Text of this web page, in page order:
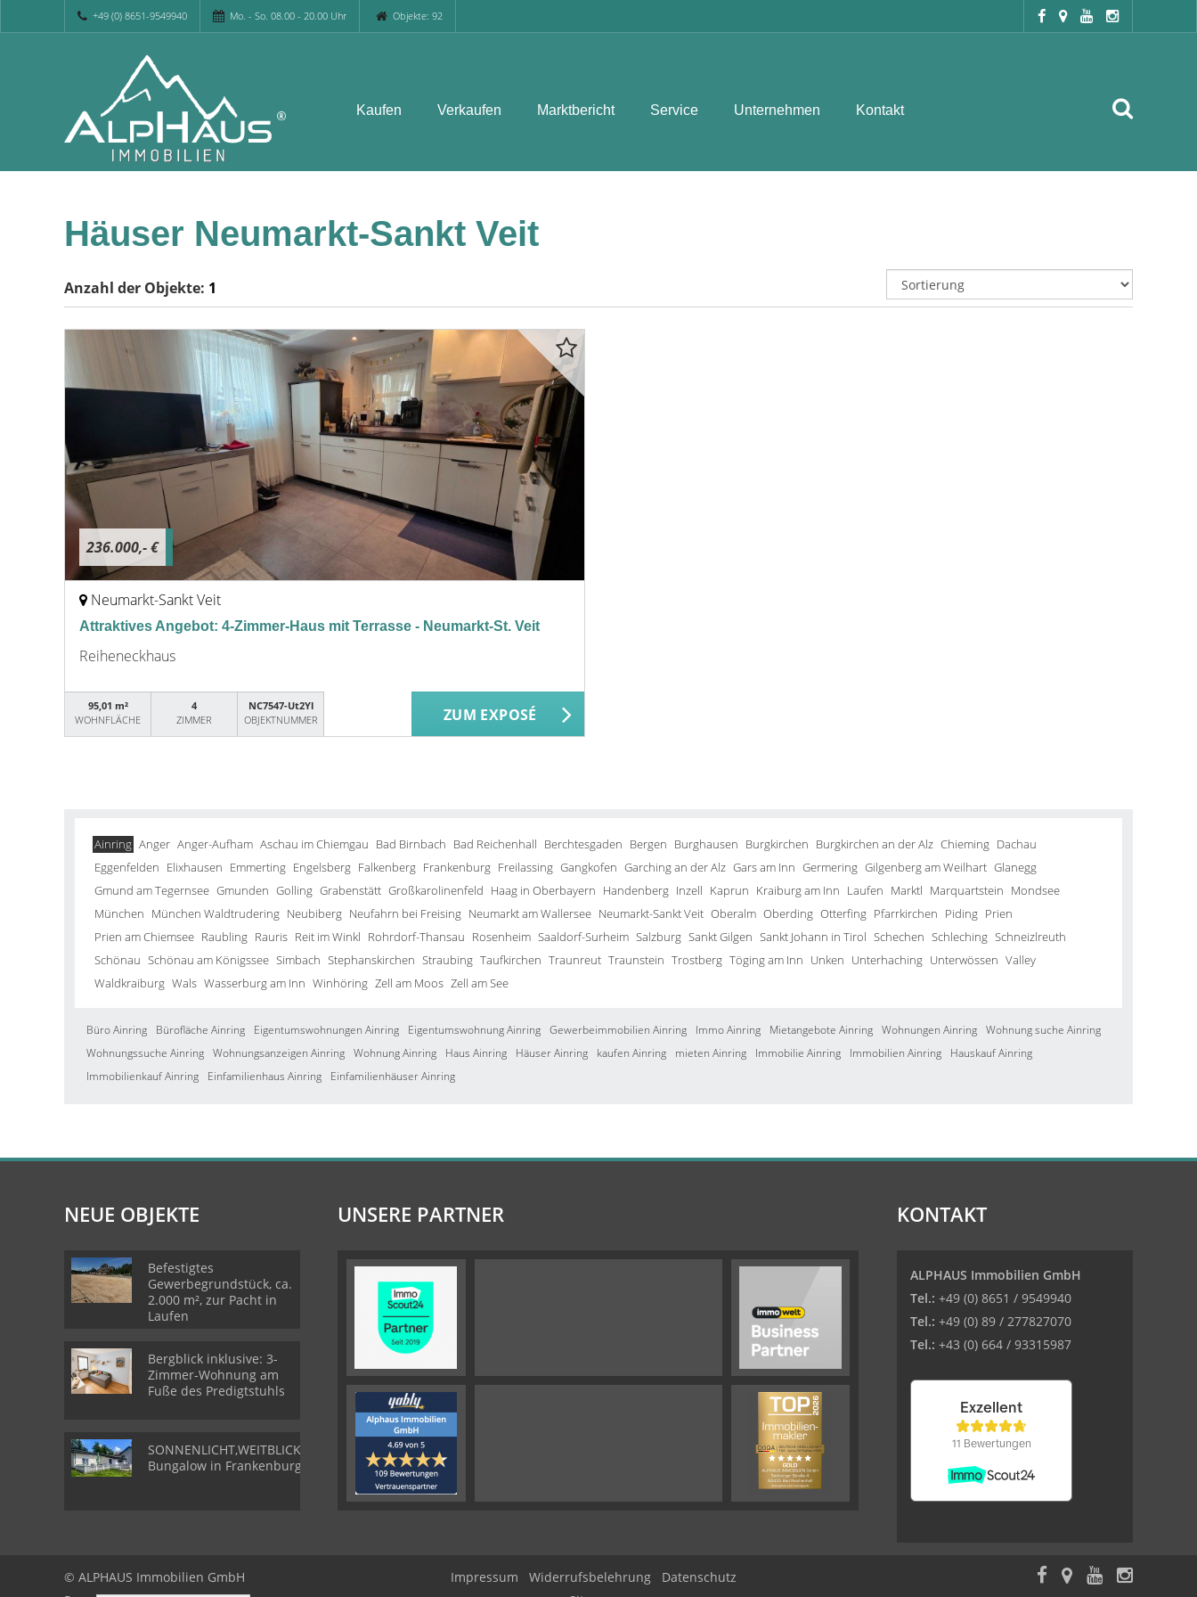
+49 (0) 8651-9549940 Mo. - So. 08.00 - 20.00 Uhr Objekte: 92
Kaufen Verkaufen Marktbericht Service Unternehmen Kontakt
Häuser Neumarkt-Sankt Veit
Anzahl der Objekte: 1
236.000,- €
Neumarkt-Sankt Veit
Attraktives Angebot: 4-Zimmer-Haus mit Terrasse - Neumarkt-St. Veit
Reiheneckhaus
95,01 m²
WOHNFLÄCHE
4
ZIMMER
NC7547-Ut2Yl
OBJEKTNUMMER
ZUM EXPOSÉ
Ainring Anger Anger-Aufham Aschau im Chiemgau Bad Birnbach Bad Reichenhall Berchtesgaden Bergen Burghausen Burgkirchen Burgkirchen an der Alz Chieming Dachau
Eggenfelden Elixhausen Emmerting Engelsberg Falkenberg Frankenburg Freilassing Gangkofen Garching an der Alz Gars am Inn Germering Gilgenberg am Weilhart Glanegg
Gmund am Tegernsee Gmunden Golling Grabenstätt Großkarolinenfeld Haag in Oberbayern Handenberg Inzell Kaprun Kraiburg am Inn Laufen Marktl Marquartstein Mondsee
München München Waldtrudering Neubiberg Neufahrn bei Freising Neumarkt am Wallersee Neumarkt-Sankt Veit Oberalm Oberding Otterfing Pfarrkirchen Piding Prien
Prien am Chiemsee Raubling Rauris Reit im Winkl Rohrdorf-Thansau Rosenheim Saaldorf-Surheim Salzburg Sankt Gilgen Sankt Johann in Tirol Schechen Schleching Schneizlreuth
Schönau Schönau am Königssee Simbach Stephanskirchen Straubing Taufkirchen Traunreut Traunstein Trostberg Töging am Inn Unken Unterhaching Unterwössen Valley
Waldkraiburg Wals Wasserburg am Inn Winhöring Zell am Moos Zell am See
Büro Ainring Bürofläche Ainring Eigentumswohnungen Ainring Eigentumswohnung Ainring Gewerbeimmobilien Ainring Immo Ainring Mietangebote Ainring Wohnungen Ainring Wohnung suche Ainring
Wohnungssuche Ainring Wohnungsanzeigen Ainring Wohnung Ainring Haus Ainring Häuser Ainring kaufen Ainring mieten Ainring Immobilie Ainring Immobilien Ainring
Hauskauf Ainring
Immobilienkauf Ainring
Einfamilienhaus Ainring Einfamilienhäuser Ainring
NEUE OBJEKTE
Befestigtes
Gewerbegrundstück, ca.
2.000 m², zur Pacht in
Laufen
Bergblick inklusive: 3-
Zimmer-Wohnung am
Fuße des Predigtstuhls
SONNENLICHT,WEITBLICK,WOHLGEFÜHL-
Bungalow in Frankenburg
UNSERE PARTNER KONTAKT
ALPHAUS Immobilien GmbH
Tel.: +49 (0) 8651 / 9549940
Tel.: +49 (0) 89 / 277827070
Tel.: +43 (0) 664 / 93315987
© ALPHAUS Immobilien GmbH
Impressum Widerrufsbelehrung
Datenschutz